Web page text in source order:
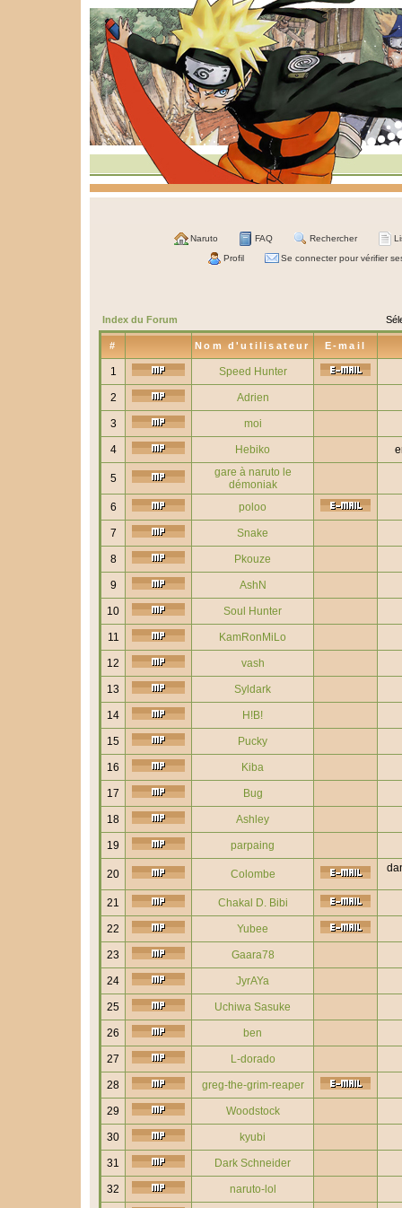
Naruto FAQ Rechercher
Profil Se connecter pour vérifier
Index du Forum
# Nom d'utilisateur E-mail
1 Speed Hunter
2 Adrien
3 moi
4 Hebiko
5
gare à naruto le
démoniak
6
poloo
7 Snake
8 Pkouze
9 AshN
10 Soul Hunter
11 KamRonMiLo
12 vash
13 Syldark
14 H!B!
15 Pucky
16 Kiba
17 Bug
18 Ashley
19 parpaing
20 Colombe
21 Chakal D. Bibi
22 Yubee
23 Gaara78
24 JyrAYa
25 Uchiwa Sasuke
26 ben
27 L-dorado
28 greg-the-grim-reaper
29 Woodstock
30 kyubi
31 Dark Schneider
32 naruto-lol